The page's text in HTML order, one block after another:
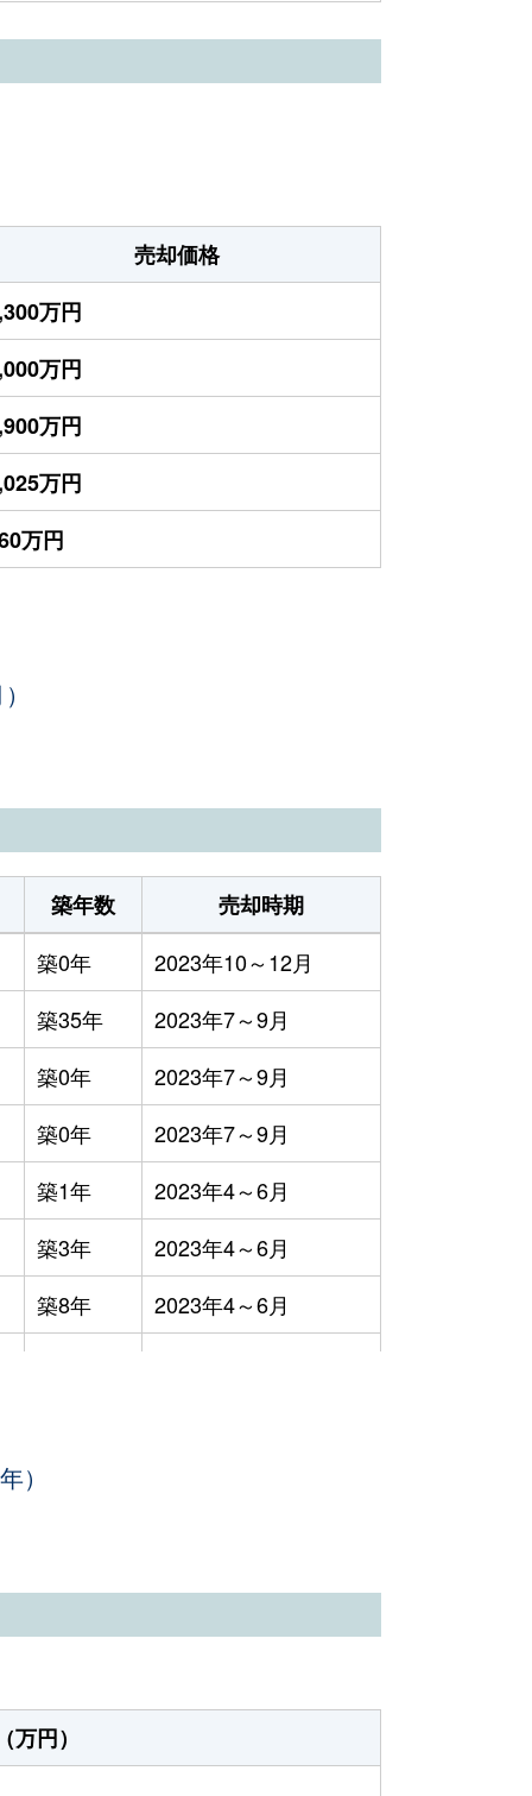
売却価格
万円
万円
万円
万円
万円
築年数
売却時期
築0年
2023年10～12月
築35年
2023年7～9月
築0年
2023年7～9月
築0年
2023年7～9月
築1年
2023年4～6月
築3年
2023年4～6月
築8年
2023年4～6月
築10年
2023年1～3月
築1年
2023年1～3月
築11年
2023年7～9月
-
2023年7～9月
）
万円）